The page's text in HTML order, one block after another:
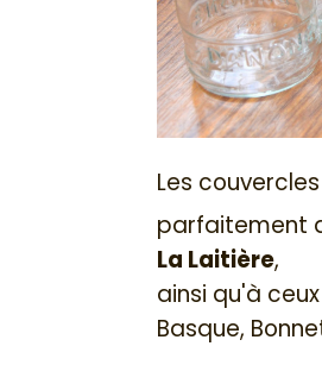
Les couvercles
parfaitement
La Laitière,
ainsi qu'à
Basque,